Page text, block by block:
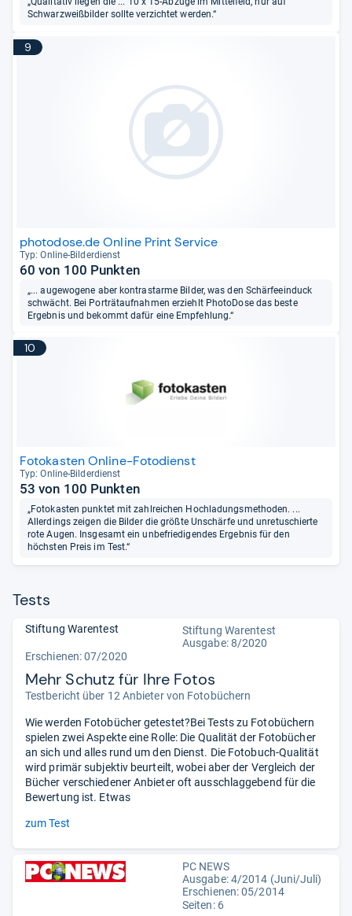
Schwarzweißbilder sollte verzichtet werden.“
9
photodose.de Online Print Service
Typ: Online-​Bil­der­dienst
60 von 100 Punkten
„... augewogene aber kontrastarme Bilder, was den Schärfeeinduck
schwächt. Bei Porträtaufnahmen erziehlt PhotoDose das beste
Ergebnis und bekommt dafür eine Empfehlung.“
10
Fotokasten Online-Fotodienst
Typ: Online-​Bil­der­dienst
53 von 100 Punkten
„Fotokasten punktet mit zahlreichen Hochladungsmethoden. ...
Allerdings zeigen die Bilder die größte Unschärfe und unretuschierte
rote Augen. Insgesamt ein unbefriedigendes Ergebnis für den
höchsten Preis im Test.“
Tests
Stiftung Warentest
Stiftung Warentest
Ausgabe: 8/2020
Erschienen: 07/2020
Mehr Schutz für Ihre Fotos
Testbericht über 12 Anbieter von Fotobüchern
Wie werden Fotobücher getestet?Bei Tests zu Fotobüchern
spielen zwei Aspekte eine Rolle: Die Qualität der Fotobücher
an sich und alles rund um den Dienst. Die Fotobuch-Qualität
wird primär subjektiv beurteilt, wobei aber der Vergleich der
Bücher verschiedener Anbieter oft ausschlaggebend für die
Bewertung ist. Etwas
zum Test
PC NEWS
Ausgabe: 4/2014 (Juni/Juli)
Erschienen: 05/2014
Seiten: 6